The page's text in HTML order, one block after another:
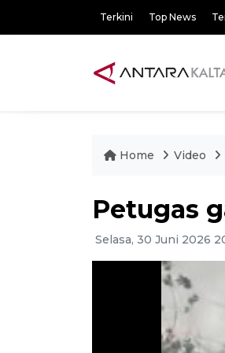
Terkini Top News
Home Video
Petugas
Selasa, 30 Juni 2026